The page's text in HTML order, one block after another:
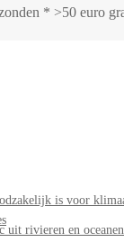
* >50 euro
is voor
uit rivieren en